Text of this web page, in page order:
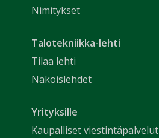
Nimitykset
Talotekniikka-lehti
Tilaa lehti
Näköislehdet
Yrityksille
Kaupalliset viestintäpalvelut